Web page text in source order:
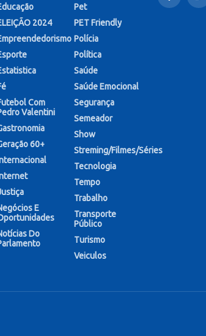
2024
Com
Valentini
60+
E
Do
Pet
PET Friendly
Polícia
Política
Saúde
Saúde Emocional
Segurança
Semeador
Show
Streming/Filmes/Séries
Tecnologia
Tempo
Trabalho
Transporte
Público
Turismo
Veiculos